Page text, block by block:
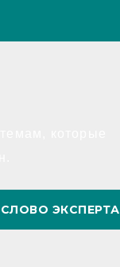
СЛОВО ЭКСПЕРТА